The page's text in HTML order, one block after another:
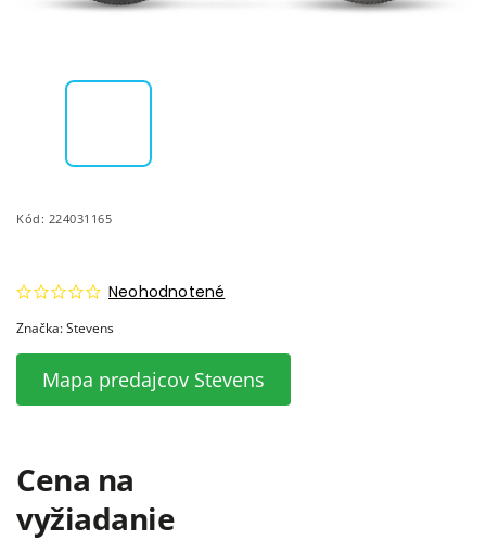
Kód: 224031165
Neohodnotené
Značka:Stevens
Mapa predajcov Stevens
Cena na
vyžiadanie